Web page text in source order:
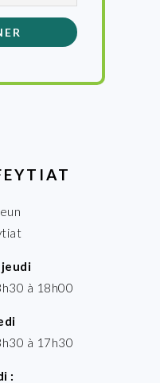
jeudi
à 18h00
à 17h30
: